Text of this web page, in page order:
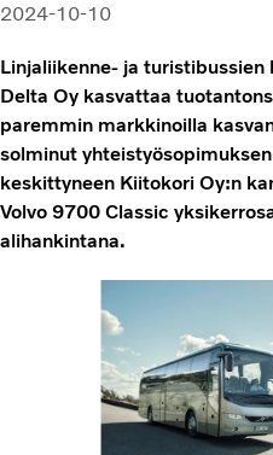
2024-10-10
Linjaliikenne- ja turistibussien
Delta Oy kasvattaa
paremmin markkinoilla
solminut
keskittyneen Kiitokori Oy:n
Volvo 9700 Classic
alihankintana.